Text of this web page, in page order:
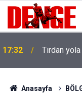
17:32 Tırdan
Anasayfa